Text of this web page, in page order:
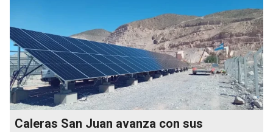
Caleras San Juan avanza con sus